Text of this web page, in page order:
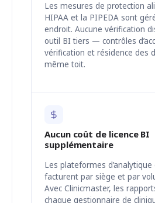
Les mesures de protection
HIPAA et la PIPEDA sont
endroit. Aucune vérification
outil BI tiers — contrôles
vérification et résidence des
même toit.
Aucun coût de licence BI
supplémentaire
Les plateformes d’analytique
facturent par siège et par
Avec Clinicmaster, les
chaque gestionnaire de